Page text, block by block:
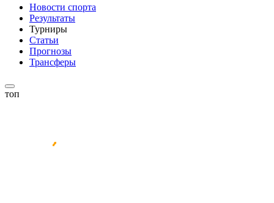
Новости спорта
Результаты
Турниры
Статьи
Прогнозы
Трансферы
топ